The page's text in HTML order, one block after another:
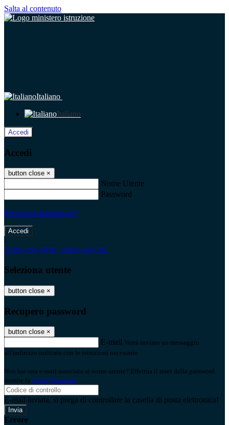
Salta al contenuto
Italiano
Italiano
Accedi
Accedi
button close ×
Nome Utente
Password
Password dimenticata?
-
Entra con SPID Entra con CIE
Seleziona utente
button close ×
Recupero password
button close ×
E-mail Verrà inviato un messaggio
all'indirizzo indicato con le istruzioni necessarie.
Non hai una e-mail associata al nome utente? Effettua il reset della password
tramite la Login Spaggiari
E-mail inviata, si prega di controllare la casella di posta elettronica!
Errore